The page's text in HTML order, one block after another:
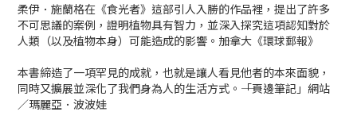
柔伊．施蘭格在《食光者》這部引人入勝的作品裡，提出了許多
不可思議的案例，證明植物具有智力，並深入探究這項認知對於
人類（以及植物本身）可能造成的影響。――加拿大《環球郵報》
本書締造了一項罕見的成就，也就是讓人看見他者的本來面貌，
同時又擴展並深化了我們身為人的生活方式。――「頁邊筆記」網站
／瑪麗亞．波波娃